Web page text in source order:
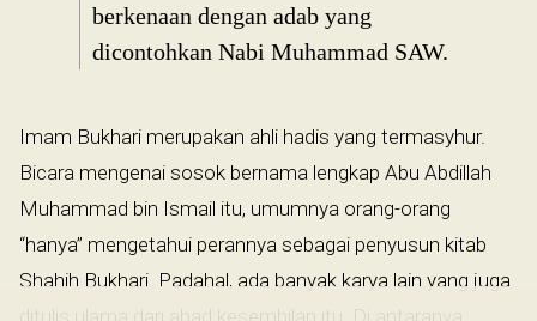
berkenaan dengan adab yang
dicontohkan Nabi Muhammad SAW.
Imam Bukhari merupakan ahli hadis yang termasyhur.
Bicara mengenai sosok bernama lengkap Abu Abdillah
Muhammad bin Ismail itu, umumnya orang-orang
“hanya” mengetahui perannya sebagai penyusun kitab
Shahih Bukhari. Padahal, ada banyak karya lain yang juga
ditulis ulama dari abad kesembilan itu. Di antaranya